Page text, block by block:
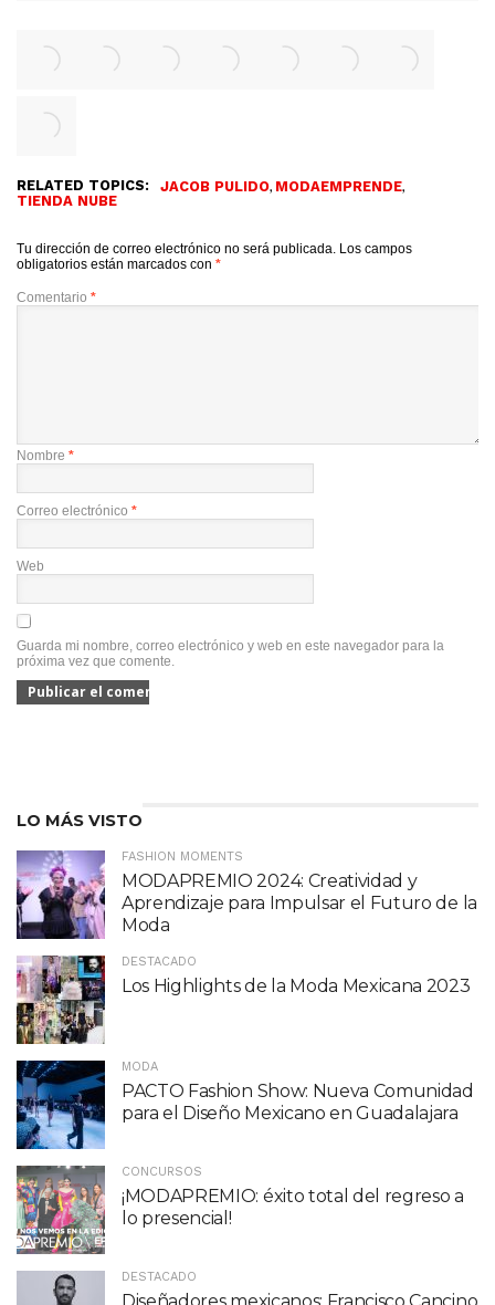
RELATED TOPICS: JACOB PULIDO, MODAEMPRENDE,
TIENDA NUBE
Tu dirección de correo electrónico no será publicada. Los campos
obligatorios están marcados con *
Comentario *
Nombre *
Correo electrónico *
Web
Guarda mi nombre, correo electrónico y web en este navegador para la
próxima vez que comente.
LO MÁS VISTO
FASHION MOMENTS
MODAPREMIO 2024: Creatividad y
Aprendizaje para Impulsar el Futuro de la
Moda
DESTACADO
Los Highlights de la Moda Mexicana 2023
MODA
PACTO Fashion Show: Nueva Comunidad
para el Diseño Mexicano en Guadalajara
CONCURSOS
¡MODAPREMIO: éxito total del regreso a
lo presencial!
DESTACADO